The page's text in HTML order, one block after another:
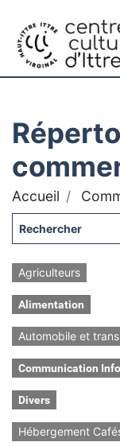
Accueil
Agriculteurs
Alimentation
Automobile et
Communication
Divers
Hébergement